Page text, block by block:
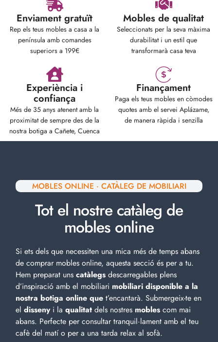
Enviament gratuït
Rep els teus mobles a casa a la
península amb comandes
superiors a 199€
Mobles de qualitat
Seleccionats per la seva màxima
durabilitat i un estil que
transformarà casa teva
Experiència i
confiança
Més de 35 anys atenent amb la
proximitat de sempre des de la
nostra botiga a Cañete, Cuenca
Finançament
Paga els teus mobles en còmodes
quotes amb el servei Aplázame,
de manera ràpida i senzilla
MOBLES ONLINE · CATÀLEG DE MOBILIARI
Tot el nostre catàleg de
mobles online
Si ets dels que necessiten una mica més de temps abans
de comprar mobles online, aquesta secció és per a tu.
Hem preparat uns catàlegs descarregables plens
d’inspiració amb el mobiliari mobiliari disponible a la
nostra botiga online que t’encantarà. Submergeix-te en
el dissenyi la qualitat dels nostres mobles com mai
abans. Perfecte per consultar tranquil·lament amb el teu
cafè del matí o per a una tarda relax al sofà.